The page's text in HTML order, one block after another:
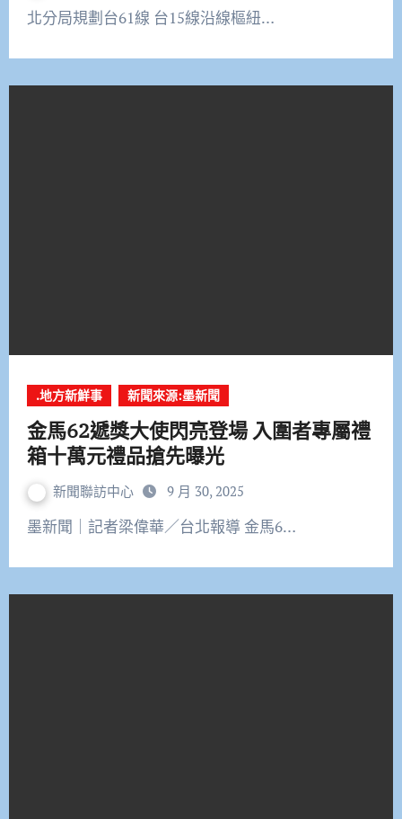
北分局規劃台61線 台15線沿線樞紐…
.地方新鮮事 新聞來源:墨新聞
金馬62遞獎大使閃亮登場 入圍者專屬禮
箱十萬元禮品搶先曝光
新聞聯訪中心 9 月 30, 2025
墨新聞｜記者梁偉華／台北報導 金馬6…